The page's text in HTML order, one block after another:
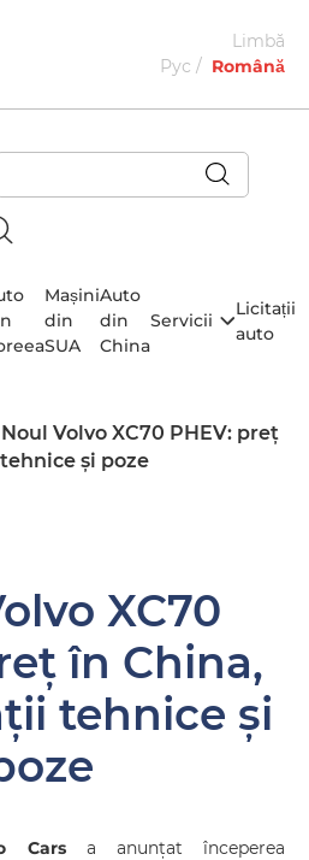
Limbă
Рус
Română
Mașini
din
SUA
Auto
din
China
Servicii
Licitații
auto
Noul Volvo XC70 PHEV: preț
și poze
XC70
în China,
tehnice și
Carsa anunțat începerea